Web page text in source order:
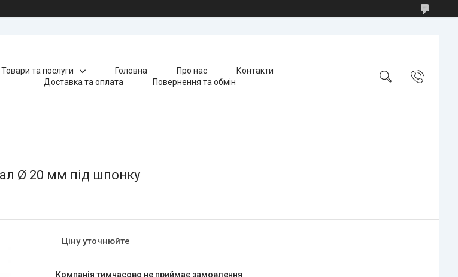
Товари та послуги Головна Про нас
Контакти
Доставка та оплата
Повернення та обмін
Ø 20 мм під шпонку
Ціну уточнюйте
Компанія тимчасово не приймає замовлення